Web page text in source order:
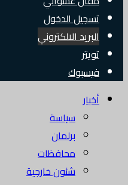
تسجيل الدخول
البريد الالكتروني
تويتر
فيسبوك
أخبار
سياسة
برلمان
محافظات
شئون خارجية